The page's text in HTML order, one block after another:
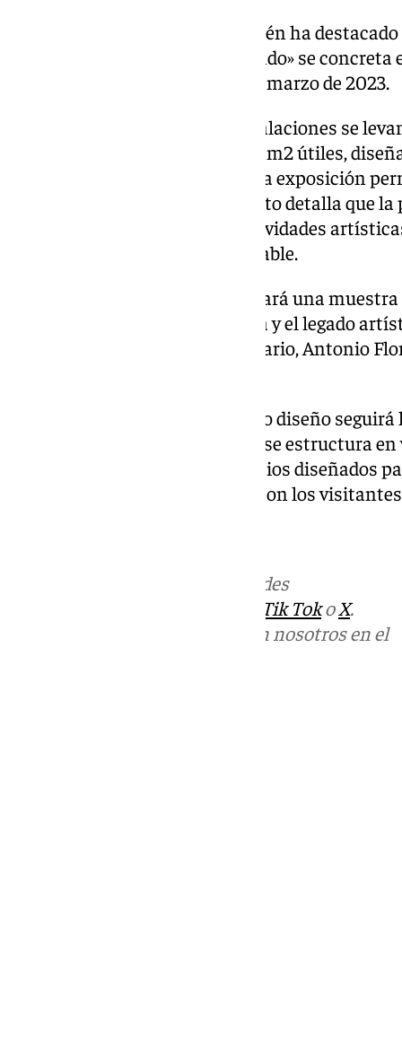
María José García-Pelayo también ha
de Lola Flores, cuyo «éxito rotundo» se
visitantes desde su apertura en marzo de 2023.
A nivel técnico, las nuevas instalaciones se
edificación de dos plantas y 166 m2 útiles,
actividades culturales como una exposición
familia de Lola Flores. El proyecto detalla que
polivalente, que combinará actividades
comercial y un tablao desmontable.
Asimismo, la planta alta albergará una
secciones que recorrerán la vida y el legado
familia Flores, como Lolita, Rosario, Antonio
La exposición permanente, cuyo diseño
del Centro Cultural Lola Flores, se estructura
contenidos interactivos y espacios diseñados
exhibidas como la interacción con los
en las redes
Tik TokoX.
Puedes ponerte en contacto con nosotros en el